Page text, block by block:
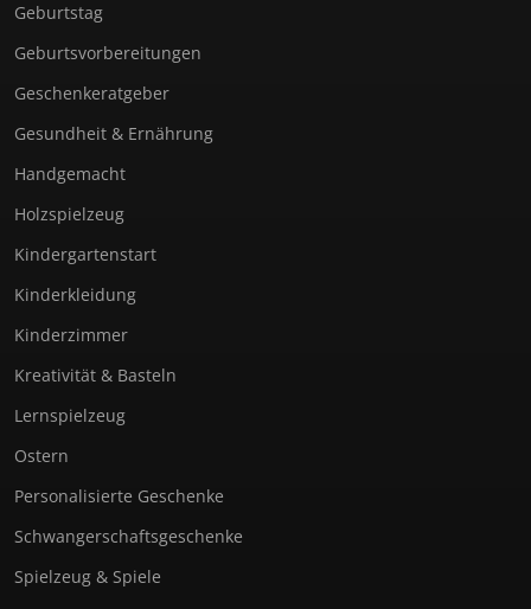
Geburtstag
Geburtsvorbereitungen
Geschenkeratgeber
Gesundheit & Ernährung
Handgemacht
Holzspielzeug
Kindergartenstart
Kinderkleidung
Kinderzimmer
Kreativität & Basteln
Lernspielzeug
Ostern
Personalisierte Geschenke
Schwangerschaftsgeschenke
Spielzeug & Spiele